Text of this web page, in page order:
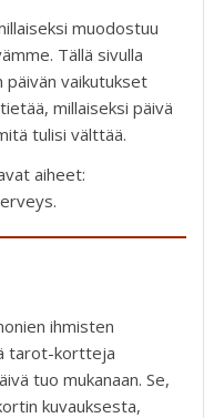
muodostuu
Tällä sivulla
päivän vaikutukset
millaiseksi päivä
tulisi välttää.
aiheet:
ihmisten
tarot-kortteja
tuo mukanaan. Se,
kuvauksesta,